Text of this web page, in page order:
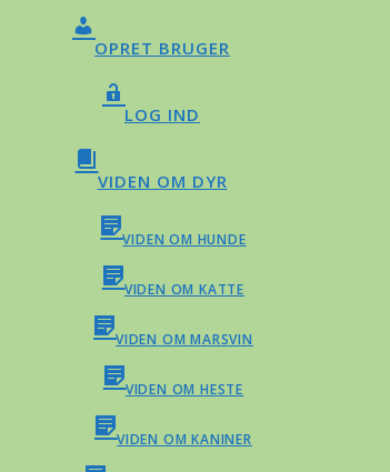
OPRET BRUGER
LOG IND
VIDEN OM DYR
VIDEN OM HUNDE
VIDEN OM KATTE
VIDEN OM MARSVIN
VIDEN OM HESTE
VIDEN OM KANINER